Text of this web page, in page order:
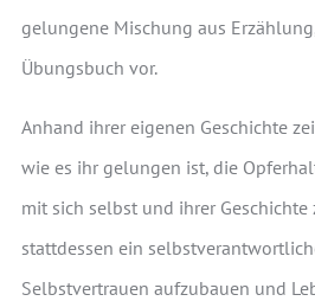
gelungene Mischung aus
Übungsbuch vor.
Anhand ihrer eigenen Geschichte
wie es ihr gelungen ist, die
mit sich selbst und ihrer
stattdessen ein
Selbstvertrauen aufzubauen und